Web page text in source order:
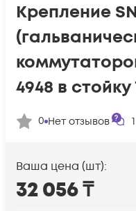
Крепление
4948 в стойку
0 Нет отзывов 1
Ваша цена (шт):
32 056₸